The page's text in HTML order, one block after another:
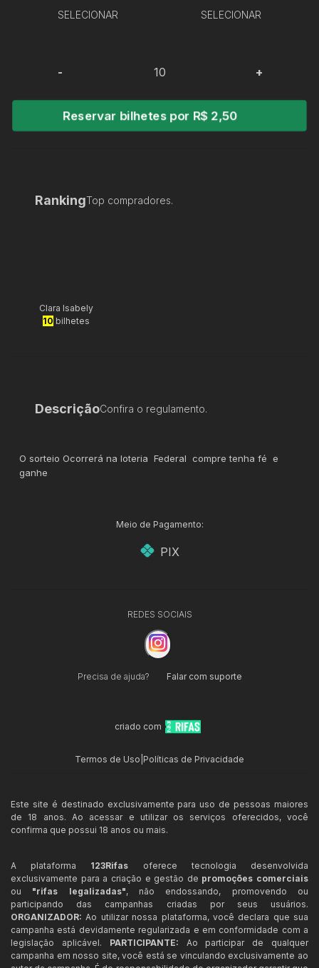
SELECIONAR SELECIONAR
- +
Reservar bilhetes por R$ 2,50
RankingTop compradores.
Clara Isabely
10 bilhetes
DescriçãoConfira o regulamento.
O sorteio Ocorrerá na loteria Federal compre tenha fé e
ganhe
Meio de Pagamento:
PIX
REDES SOCIAIS
Precisa de ajuda? Falar com suporte
criado com
Termos de Uso Políticas de Privacidade
Este site é destinado exclusivamente para uso de pessoas maiores
de 18 anos. Ao acessar e utilizar os serviços oferecidos, você
confirma que possui 18 anos ou mais.
A plataforma 123Rifas oferece tecnologia desenvolvida
exclusivamente para a criação e gestão de promoções comerciais
ou "rifas legalizadas", não endossando, promovendo ou
participando das campanhas criadas por seus usuários.
ORGANIZADOR: Ao utilizar nossa plataforma, você declara que sua
campanha está devidamente regularizada e em conformidade com a
legislação aplicável. PARTICIPANTE: Ao participar de qualquer
campanha em nosso site, você está se vinculando exclusivamente ao